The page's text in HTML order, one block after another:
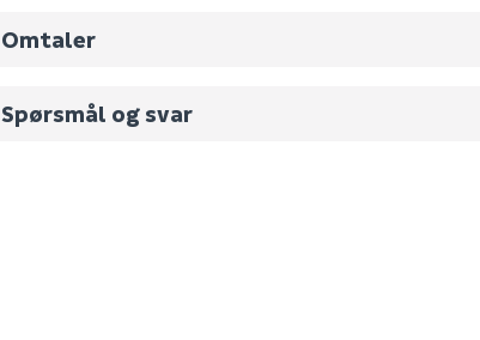
Omtaler
Spørsmål og svar